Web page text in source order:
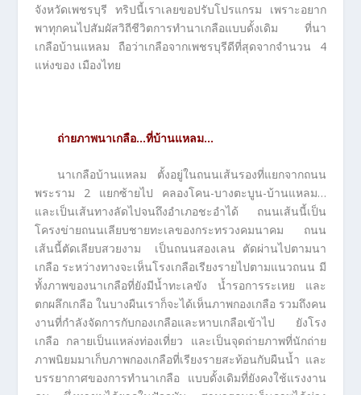
จังหวัดเพชรบุรี ทริปนี้เราเลยขอปรับโปรแกรม เพราะอยาก
พาทุกคนไปสัมผัสวิถีชีวิตการทำนาเกลือแบบดั้งเดิม ที่นา
เกลือบ้านแหลม ถือว่าเกลือจากเพชรบุรีดีที่สุดจากจำนวน 4
แห่งของ เมืองไทย
ถ่ายภาพนาเกลือ…ที่บ้านแหลม…
นาเกลือบ้านแหลม ตั้งอยู่ในถนนเส้นรองที่แยกจากถนน
พระราม 2 แยกซ้ายไป คลองโคน-บางตะบูน-บ้านแหลม…
และเป็นเส้นทางลัดไปจนถึงอำเภอชะอำได้ ถนนเส้นนี้เป็น
โครงข่ายถนนเลียบชายทะเลของกระทรวงคมนาคม ถนน
เส้นนี้ตัดเลียบสวยงาม เป็นถนนสองเลน ตัดผ่านไปตามนา
เกลือ ระหว่างทางจะเห็นโรงเกลือเรียงรายไปตามแนวถนน มี
ทั้งภาพของนาเกลือที่ยังมีน้ำทะเลขัง น้ำรอการระเหย และ
ตกผลึกเกลือ ในบางผืนเราก็จะได้เห็นภาพกองเกลือ รวมถึงคน
งานที่กำลังจัดการกับกองเกลือและหาบเกลือเข้าไป ยังโรง
เกลือ กลายเป็นแหล่งท่องเที่ยว และเป็นจุดถ่ายภาพที่นักถ่าย
ภาพนิยมมาเก็บภาพกองเกลือที่เรียงรายสะท้อนกับผืนน้ำ และ
บรรยากาศของการทำนาเกลือ แบบดั้งเดิมที่ยังคงใช้แรงงาน